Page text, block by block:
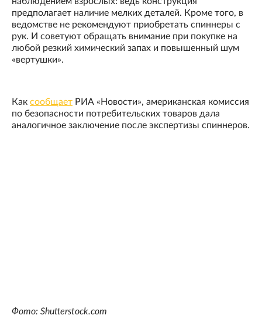
предполагает наличие мелких деталей. Кроме того, в
ведомстве не рекомендуют приобретать спиннеры с
рук. И советуют обращать внимание при покупке на
любой резкий химический запах и повышенный шум
«вертушки».
Как сообщает РИА «Новости», американская комиссия
по безопасности потребительских товаров дала
аналогичное заключение после экспертизы спиннеров.
Фото: Shutterstock.com